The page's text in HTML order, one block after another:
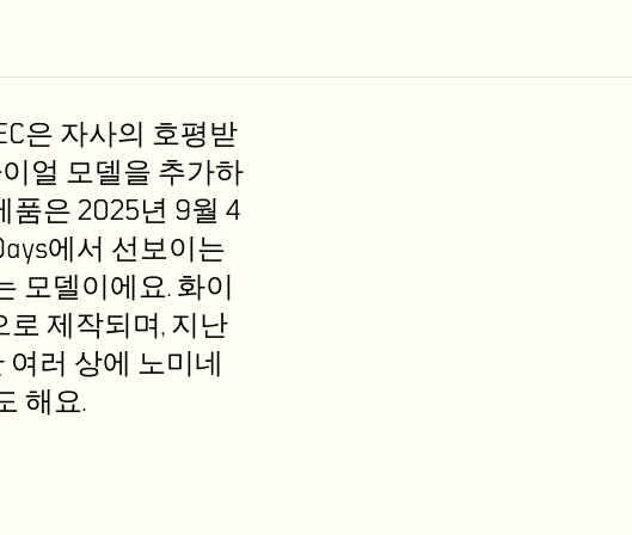
은 자사의 호평받
얼 모델을 추가하
품은 2025년 9월 4
에서 선보이는
모델이에요. 화이
제작되며, 지난
러 상에 노미네
해요.